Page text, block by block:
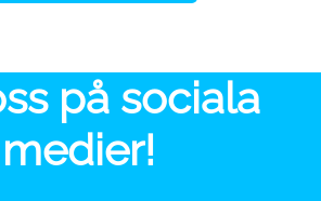
på sociala
medier!